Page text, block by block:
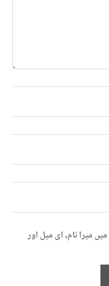
میرا نام، ای میل اور